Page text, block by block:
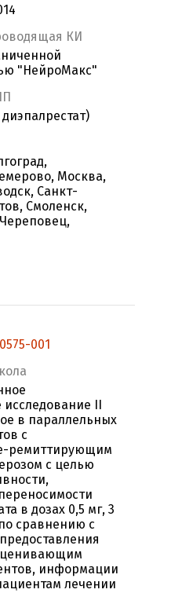
КИ
"НейроМакс"
Москва,
Санкт-
Смоленск,
001
II
в параллельных
с
ремиттирующим
с целью
в дозах 0,5 мг, 3
сравнению с
информации
лечении